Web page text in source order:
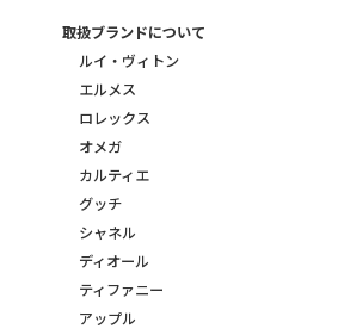
取扱ブランドについて
ルイ・ヴィトン
エルメス
ロレックス
オメガ
カルティエ
グッチ
シャネル
ディオール
ティファニー
アップル